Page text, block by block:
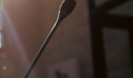
L'AGGLO' RECRUTE